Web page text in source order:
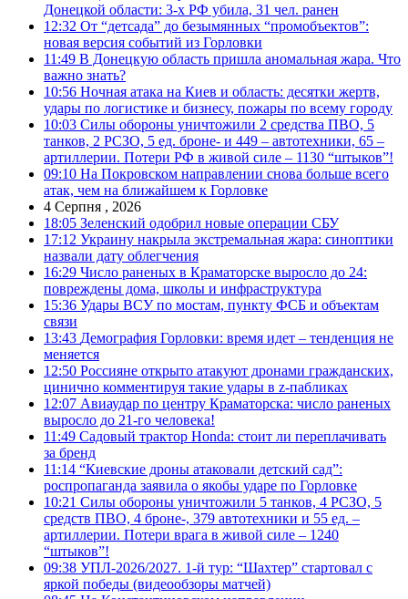
Донецкой области: 3-х РФ убила, 31 чел. ранен
12:32 От “детсада” до безымянных “промобъектов”:
новая версия событий из Горловки
11:49 В Донецкую область пришла аномальная жара. Что
важно знать?
10:56 Ночная атака на Киев и область: десятки жертв,
удары по логистике и бизнесу, пожары по всему городу
10:03 Силы обороны уничтожили 2 средства ПВО, 5
танков, 2 РСЗО, 5 ед. броне- и 449 – автотехники, 65 –
артиллерии. Потери РФ в живой силе – 1130 “штыков”!
09:10 На Покровском направлении снова больше всего
атак, чем на ближайшем к Горловке
4 Серпня , 2026
18:05 Зеленский одобрил новые операции СБУ
17:12 Украину накрыла экстремальная жара: синоптики
назвали дату облегчения
16:29 Число раненых в Краматорске выросло до 24:
повреждены дома, школы и инфраструктура
15:36 Удары ВСУ по мостам, пункту ФСБ и объектам
связи
13:43 Демография Горловки: время идет – тенденция не
меняется
12:50 Россияне открыто атакуют дронами гражданских,
цинично комментируя такие удары в z-пабликах
12:07 Авиаудар по центру Краматорска: число раненых
выросло до 21-го человека!
11:49 Садовый трактор Honda: стоит ли переплачивать
за бренд
11:14 “Киевские дроны атаковали детский сад”:
роспропаганда заявила о якобы ударе по Горловке
10:21 Силы обороны уничтожили 5 танков, 4 РСЗО, 5
средств ПВО, 4 броне-, 379 автотехники и 55 ед. –
артиллерии. Потери врага в живой силе – 1240
“штыков”!
09:38 УПЛ-2026/2027. 1-й тур: “Шахтер” стартовал с
яркой победы (видеообзоры матчей)